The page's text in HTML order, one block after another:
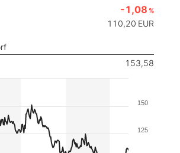
-1,08 %
110,20 EUR
153,58
125
150